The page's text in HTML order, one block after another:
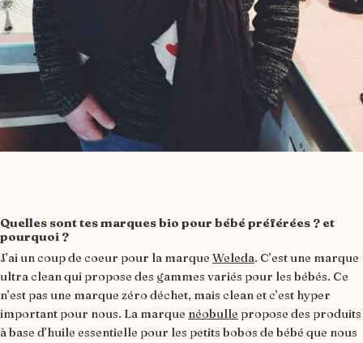
Quelles sont tes marques bio pour bébé préférées ? et
pourquoi ?
J’ai un coup de coeur pour la marque Weleda. C’est une marque
ultra clean qui propose des gammes variés pour les bébés. Ce
n’est pas une marque zéro déchet, mais clean et c’est hyper
important pour nous. La marque néobulle propose des produits
à base d’huile essentielle pour les petits bobos de bébé que nous